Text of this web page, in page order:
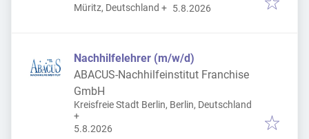
Bundeswehr
Müritz, Deutschland + Veröffentlicht
5.8.2026
Nachhilfelehrer (m/w/d)
ABACUS-Nachhilfeinstitut Franchise
GmbH
Kreisfreie Stadt Berlin, Berlin, Deutschland
+
Veröffentlicht
5.8.2026